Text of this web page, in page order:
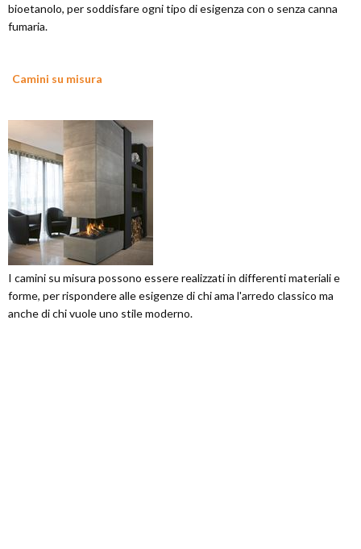
bioetanolo, per soddisfare ogni tipo di esigenza con o senza canna
fumaria.
Camini su misura
I camini su misura possono essere realizzati in differenti materiali e
forme, per rispondere alle esigenze di chi ama l'arredo classico ma
anche di chi vuole uno stile moderno.